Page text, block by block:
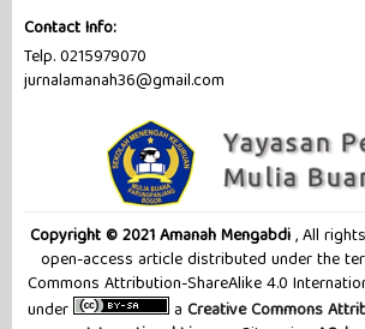
Contact Info:
Telp. 0215979070
jurnalamanah36@gmail.com
Copyright © 2021 Amanah Mengabdi, All
open-access article distributed under the
Commons Attribution-ShareAlike 4.0
under
a Creative Commons